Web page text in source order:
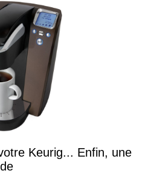
Keurig... Enfin, une